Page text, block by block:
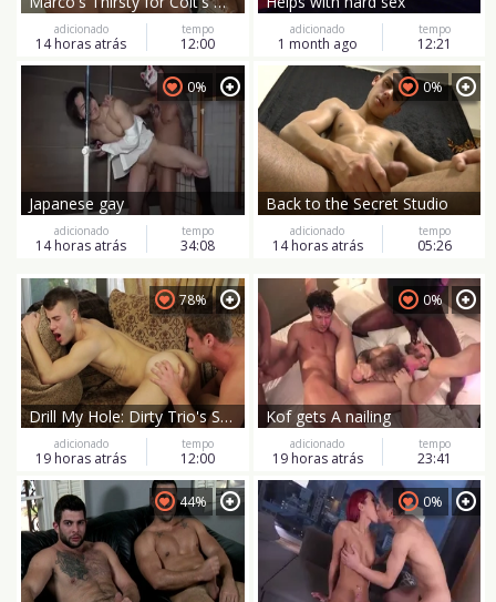
adicionado
14 horas atrás
tempo
12:00
adicionado
1 month ago
tempo
12:21
Japanese gay
0%
adicionado
14 horas atrás
tempo
34:08
Back to the Secret Studio
0%
adicionado
14 horas atrás
tempo
05:26
Drill My Hole: Dirty Trio's Secret
78%
adicionado
19 horas atrás
tempo
12:00
Kof gets A nailing
0%
adicionado
19 horas atrás
tempo
23:41
44% 0%